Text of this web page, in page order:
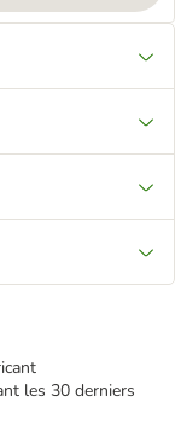
les 30 derniers